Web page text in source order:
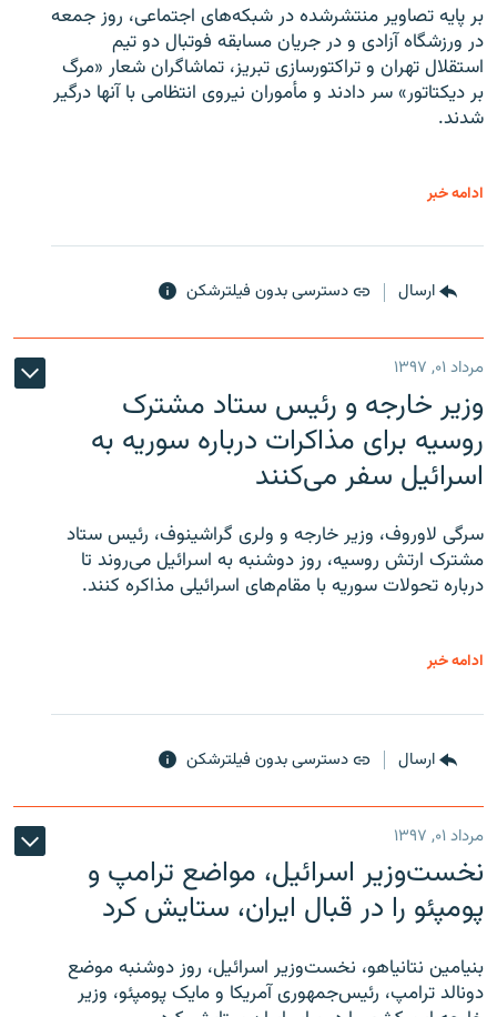
بر پایه تصاویر منتشرشده در شبکه‌های اجتماعی، روز جمعه
در ورزشگاه آزادی و در جریان مسابقه فوتبال دو تیم
استقلال تهران و تراکتورسازی تبریز، تماشاگران شعار «مرگ
بر دیکتاتور» سر دادند و مأموران نیروی انتظامی با آنها درگیر
شدند.
ادامه خبر
ارسال دسترسی بدون فیلترشکن
مرداد ۰۱, ۱۳۹۷
وزیر خارجه و رئیس‌ ستاد مشترک
روسیه برای مذاکرات درباره سوریه به
اسرائیل سفر می‌کنند
سرگی لاوروف، وزیر خارجه و ولری گراشینوف، رئیس ستاد
مشترک ارتش روسیه، روز دوشنبه به اسرائیل می‌روند تا
درباره تحولات سوریه با مقام‌های اسرائیلی مذاکره کنند.
ادامه خبر
ارسال دسترسی بدون فیلترشکن
مرداد ۰۱, ۱۳۹۷
نخست‌وزیر اسرائیل، مواضع ترامپ و
پومپئو را در قبال ایران، ستایش کرد
بنیامین نتانیاهو، نخست‌وزیر اسرائیل، روز دوشنبه موضع
دونالد ترامپ، رئیس‌جمهوری آمریکا و مایک پومپئو، وزیر